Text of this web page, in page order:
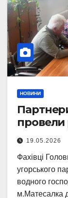
НОВИНИ
провели
19.05.2026
Фахівці
угорського
водного
м.Матесалка